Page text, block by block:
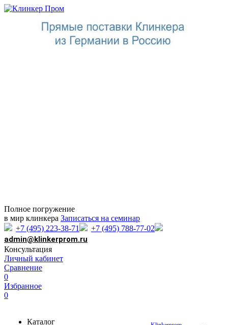
Полное погружение
в мир клинкера Записаться на семинар
+7 (495) 223-38-71
+7 (495) 788-77-02
admin@klinkerprom.ru
Консультация
Личный кабинет
Сравнение
0
Избранное
0
Каталог